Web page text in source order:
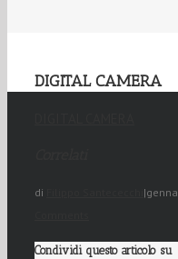
DIGITAL CAMERA
di |
Condividi questo articolo su